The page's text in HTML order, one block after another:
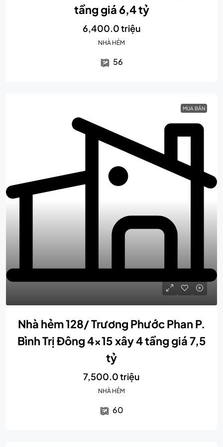
tầng giá 6,4 tỷ
6,400.0 triệu
NHÀ HẺM
56
MUA BÁN
Nhà hẻm 128/ Trương Phước Phan P.
Bình Trị Đông 4×15 xây 4 tầng giá 7,5
tỷ
7,500.0 triệu
NHÀ HẺM
60